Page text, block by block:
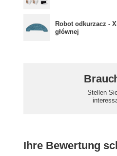
Robot odkurzacz -
głównej
Stellen
Ihre Bewertung